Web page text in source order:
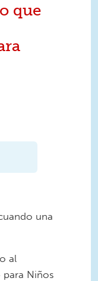
que
una
al
para Niños